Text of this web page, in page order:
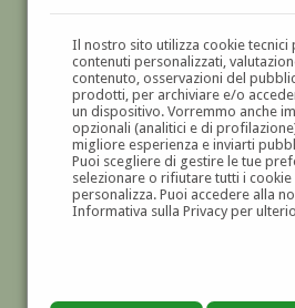
Il nostro sito utilizza cookie tecnici
contenuti personalizzati,
contenuto, osservazioni del
prodotti, per archiviare e/o
un dispositivo. Vorremmo anche
opzionali (analitici e di
migliore esperienza e inviarti
Puoi scegliere di gestire le tue
selezionare o rifiutare tutti i
personalizza. Puoi accedere alla
Informativa sulla Privacy per
GALLERIAD'ARTE
DIPINTI E